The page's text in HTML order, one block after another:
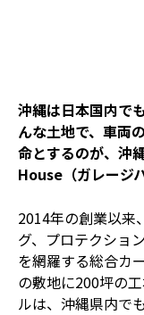
沖縄は日本国内で
んな土地で、車両
命とするのが、沖
House（ガレージ
2014年の創業以来
グ、プロテクショ
を網羅する総合カ
の敷地に200坪の
ルは、沖縄県内で